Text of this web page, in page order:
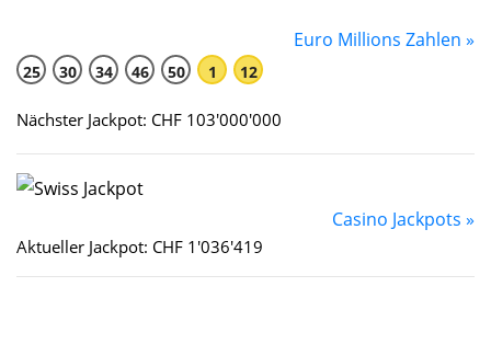
Euro Millions Zahlen »
25 30 34 46 50 1 12
Nächster Jackpot: CHF 103'000'000
Casino Jackpots »
Aktueller Jackpot: CHF 1'036'419